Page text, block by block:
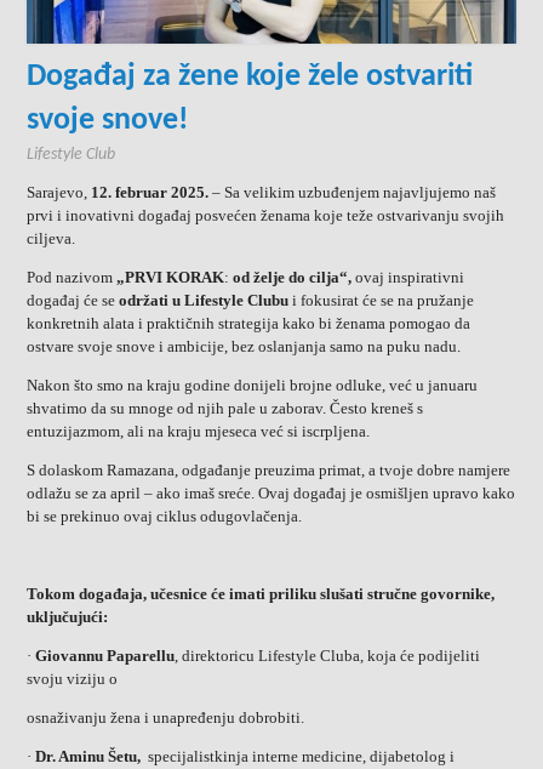
Događaj za žene koje žele ostvariti
svoje snove!
Lifestyle Club
Sarajevo, 12. februar 2025. – Sa velikim uzbuđenjem najavljujemo naš
prvi i inovativni događaj posvećen ženama koje teže ostvarivanju svojih
ciljeva.
Pod nazivom„PRVI KORAK:od želje do cilja“, ovaj inspirativni
događaj će seodržati u Lifestyle Clubu i fokusirat će se na pružanje
konkretnih alata i praktičnih strategija kako bi ženama pomogao da
ostvare svoje snove i ambicije, bez oslanjanja samo na puku nadu.
Nakon što smo na kraju godine donijeli brojne odluke, već u januaru
shvatimo da su mnoge od njih pale u zaborav. Često kreneš s
entuzijazmom, ali na kraju mjeseca već si iscrpljena.
S dolaskom Ramazana, odgađanje preuzima primat, a tvoje dobre namjere
odlažu se za april – ako imaš sreće. Ovaj događaj je osmišljen upravo kako
bi se prekinuo ovaj ciklus odugovlačenja.
Tokom događaja, učesnice će imati priliku slušati stručne govornike,
uključujući:
·Giovannu Paparellu, direktoricu Lifestyle Cluba, koja će podijeliti
svoju viziju o
osnaživanju žena i unapređenju dobrobiti.
·Dr. Aminu Šetu, specijalistkinja interne medicine, dijabetolog i